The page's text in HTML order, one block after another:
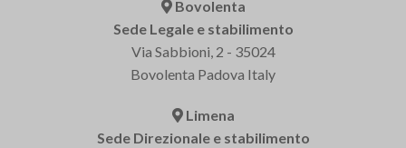
Bovolenta
Sede Legale e stabilimento
Via Sabbioni, 2 - 35024
Bovolenta Padova Italy
Limena
Sede Direzionale e stabilimento